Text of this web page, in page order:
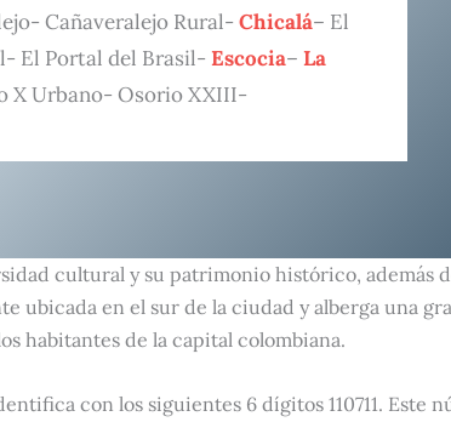
Cañaveralejo Rural- Chicalá– El
El Portal del Brasil- Escocia– La
X Urbano- Osorio XXIII-
cultural y su patrimonio histórico, además
ubicada en el sur de la ciudad y alberga una
habitantes de la capital colombiana.
con los siguientes 6 dígitos 110711. Este